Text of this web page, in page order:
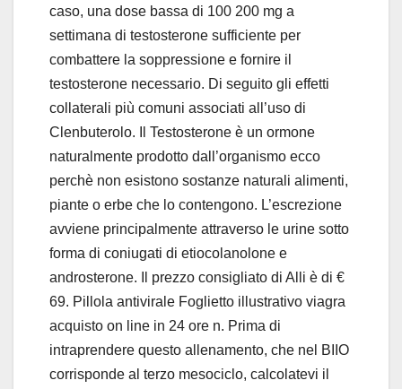
caso, una dose bassa di 100 200 mg a
settimana di testosterone sufficiente per
combattere la soppressione e fornire il ​​
testosterone necessario. Di seguito gli effetti
collaterali più comuni associati all’uso di
Clenbuterolo. Il Testosterone è un ormone
naturalmente prodotto dall’organismo ecco
perchè non esistono sostanze naturali alimenti,
piante o erbe che lo contengono. L’escrezione
avviene principalmente attraverso le urine sotto
forma di coniugati di etiocolanolone e
androsterone. Il prezzo consigliato di Alli è di €
69. Pillola antivirale Foglietto illustrativo viagra
acquisto on line in 24 ore n. Prima di
intraprendere questo allenamento, che nel BIIO
corrisponde al terzo mesociclo, calcolatevi il